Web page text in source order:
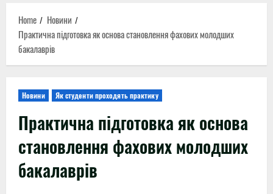
Home
Новини
Практична підготовка як основа становлення фахових молодших
бакалаврів
Новини Як студенти проходять практику
Практична підготовка як основа
становлення фахових молодших
бакалаврів